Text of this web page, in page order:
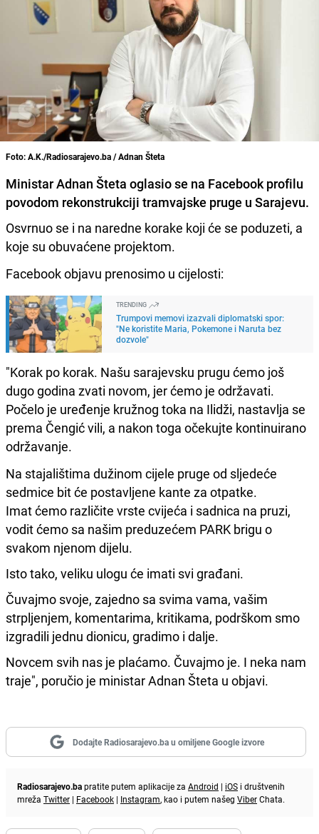
Foto: A.K./Radiosarajevo.ba / Adnan Šteta
Ministar Adnan Šteta oglasio se na Facebook profilu
povodom rekonstrukciji tramvajske pruge u Sarajevu.
Osvrnuo se i na naredne korake koji će se poduzeti, a
koje su obuvaćene projektom.
Facebook objavu prenosimo u cijelosti:
TRENDING
Trumpovi memovi izazvali diplomatski spor:
"Ne koristite Maria, Pokemone i Naruta bez
dozvole"
"Korak po korak. Našu sarajevsku prugu ćemo još
dugo godina zvati novom, jer ćemo je održavati.
Počelo je uređenje kružnog toka na Ilidži, nastavlja se
prema Čengić vili, a nakon toga očekujte kontinuirano
održavanje.
Na stajalištima dužinom cijele pruge od sljedeće
sedmice bit će postavljene kante za otpatke.
Imat ćemo različite vrste cvijeća i sadnica na pruzi,
vodit ćemo sa našim preduzećem PARK brigu o
svakom njenom dijelu.
Isto tako, veliku ulogu će imati svi građani.
Čuvajmo svoje, zajedno sa svima vama, vašim
strpljenjem, komentarima, kritikama, podrškom smo
izgradili jednu dionicu, gradimo i dalje.
Novcem svih nas je plaćamo. Čuvajmo je. I neka nam
traje", poručio je ministar Adnan Šteta u objavi.
Dodajte Radiosarajevo.ba u omiljene Google izvore
Radiosarajevo.bapratite putem aplikacije za Android | iOS i društvenih
mreža Twitter | Facebook | Instagram, kao i putem našeg ViberChata.